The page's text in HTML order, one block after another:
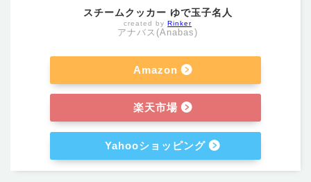
スチームクッカー ゆで玉子名人
created by Rinker
アナバス(Anabas)
Amazon
楽天市場
Yahooショッピング